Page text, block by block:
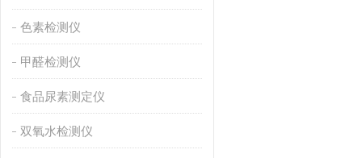
色素检测仪
甲醛检测仪
食品尿素测定仪
双氧水检测仪